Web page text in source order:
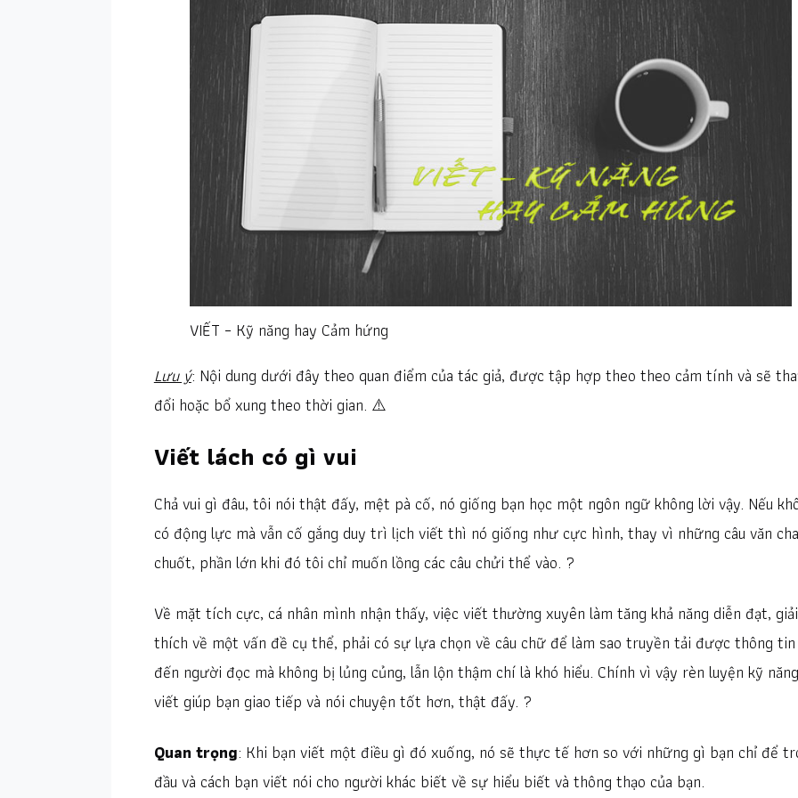
VIẾT – Kỹ năng hay Cảm hứng
Lưu ý: Nội dung dưới đây theo quan điểm của tác giả, được tập hợp theo theo cảm tính và sẽ
đổi hoặc bổ xung theo thời gian. ⚠️
Viết lách có gì vui
Chả vui gì đâu, tôi nói thật đấy, mệt pà cố, nó giống bạn học một ngôn ngữ không lời vậy. Nếu
có động lực mà vẫn cố gắng duy trì lịch viết thì nó giống như cực hình, thay vì những câu văn
chuốt, phần lớn khi đó tôi chỉ muốn lồng các câu chửi thể vào. ?
Về mặt tích cực, cá nhân mình nhận thấy, việc viết thường xuyên làm tăng khả năng diễn đạt, giải
thích về một vấn đề cụ thể, phải có sự lựa chọn về câu chữ để làm sao truyền tải được thông tin
đến người đọc mà không bị lủng củng, lẫn lộn thậm chí là khó hiểu. Chính vì vậy rèn luyện kỹ năng
viết giúp bạn giao tiếp và nói chuyện tốt hơn, thật đấy. ?
Quan trọng: Khi bạn viết một điều gì đó xuống, nó sẽ thực tế hơn so với những gì bạn chỉ để
đầu và cách bạn viết nói cho người khác biết về sự hiểu biết và thông thạo của bạn.